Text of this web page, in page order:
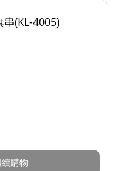
(KL-4005)